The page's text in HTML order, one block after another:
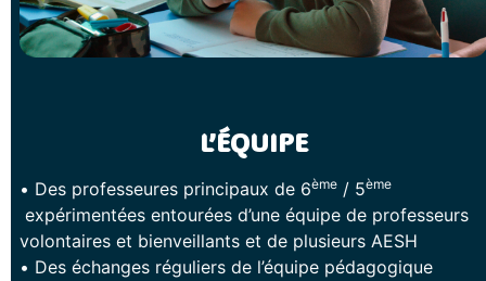
L’ÉQUIPE
• Des professeures principaux de 6ème / 5ème
expérimentées entourées d’une équipe de professeurs
volontaires et bienveillants et de plusieurs AESH
• Des échanges réguliers de l’équipe pédagogique